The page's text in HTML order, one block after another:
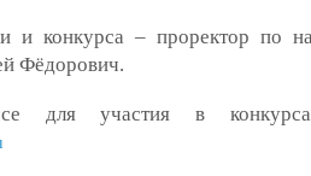
и конкурса – проректор по
Фёдорович.
для участия в